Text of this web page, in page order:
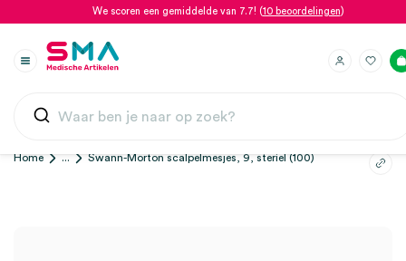
We scoren een gemiddelde van 7.7! (10 beoordelingen)
Home ... Swann-Morton scalpelmesjes, 9, steriel (100)